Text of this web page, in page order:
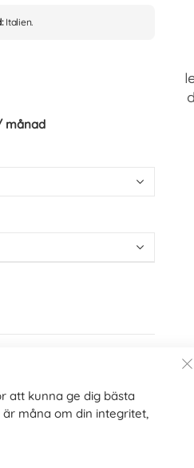
att kunna ge dig bästa
måna om din integritet,
Italien.